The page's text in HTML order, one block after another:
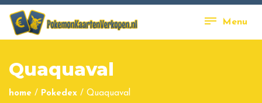
Menu
Quaquaval
home / Pokedex / Quaquaval